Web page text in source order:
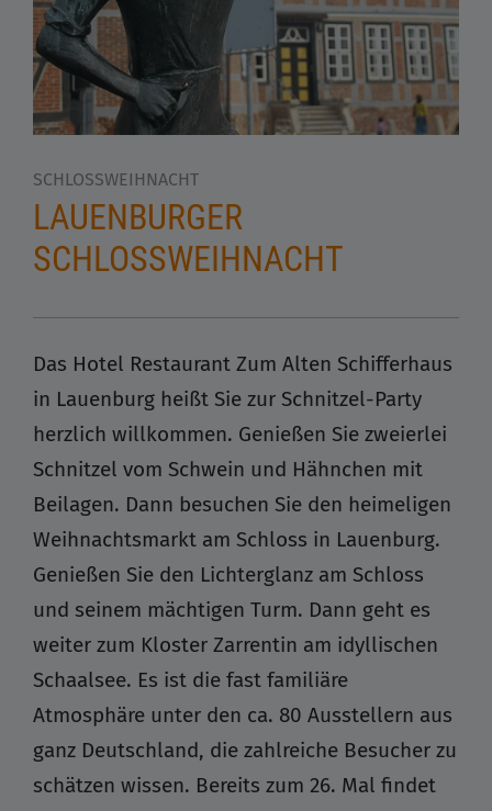
SCHLOSSWEIHNACHT
LAUENBURGER
SCHLOSSWEIHNACHT
Das Hotel Restaurant Zum Alten Schifferhaus
in Lauenburg heißt Sie zur Schnitzel-Party
herzlich willkommen. Genießen Sie zweierlei
Schnitzel vom Schwein und Hähnchen mit
Beilagen. Dann besuchen Sie den heimeligen
Weihnachtsmarkt am Schloss in Lauenburg.
Genießen Sie den Lichterglanz am Schloss
und seinem mächtigen Turm. Dann geht es
weiter zum Kloster Zarrentin am idyllischen
Schaalsee. Es ist die fast familiäre
Atmosphäre unter den ca. 80 Ausstellern aus
ganz Deutschland, die zahlreiche Besucher zu
schätzen wissen. Bereits zum 26. Mal findet